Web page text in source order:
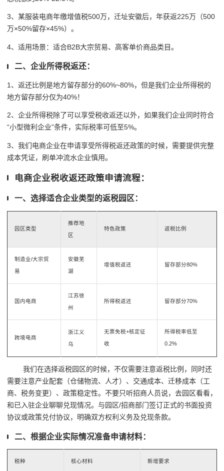
3、某服装电商年缴增值税500万，迁址安徽后，年获返225万（500
万×50%留存×45%）。
4、适用场景：适合B2B大宗贸易、高客单价商品类目。
二、企业所得税返还：
1、返还比例是地方留存部分的60%~80%，但是我们企业所得税的
地方留存部分仅为40%！
2、企业所得税除了可以享受税收返还以外，如果我们企业同时符合
“小型微利企业”条件，实际税率可低至5%。
3、我们电商企业在申请享受所得税返还政策的时候，需要提供完整
成本凭证，刷单冲流水企业慎用。
电商企业税收返还政策申请流程：
一、选择适合企业类型的返税园区：
园区类型
推荐地
区
特色政策 返税比例
制造业/大宗贸
易
安徽芜
湖
增值税返还 留存部分80%
国内电商
江苏徐
州
所得税返还 留存部分70%
跨境电商
浙江义
乌
无票免税+核定征
收
所得税率低至
0.2%
我们在选择返税园区的时候，不仅需要注意返税比例，同时还
需要注意产业配套（仓储物流、人才）、交通成本、迁移成本（工
商、税务变更）、政策稳定性。不要只听招商人员说，去园区看看，
和已入驻企业聊聊兑现情况。与园区/招商部门签订正式的书面投资
协议或政策兑付协议，明确双方权利义务及兑现条款。
二、根据企业实际情况准备申请材料：
税种 核心材料 新增要求